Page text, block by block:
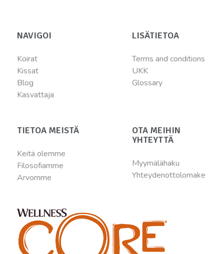
NAVIGOI
Koirat
Kissat
Blog
Kasvattaja
LISÄTIETOA
Terms and conditions
UKK
Glossary
TIETOA MEISTÄ
Keitä olemme
Filosofiamme
Arvomme
OTA MEIHIN
YHTEYTTÄ
Myymälähaku
Yhteydenottolomake